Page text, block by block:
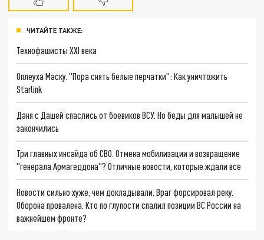
ЧИТАЙТЕ ТАКЖЕ:
Технофашисты XXI века
Оплеуха Маску. "Пора снять белые перчатки": Как уничтожить
Starlink
Даня с Дашей спаслись от боевиков ВСУ. Но беды для малышей не
закончились
Три главных инсайда об СВО. Отмена мобилизации и возвращение
"генерала Армагеддона"? Отличные новости, которые ждали все
Новости сильно хуже, чем докладывали. Враг форсировал реку.
Оборона провалена. Кто по глупости спалил позиции ВС России на
важнейшем фронте?